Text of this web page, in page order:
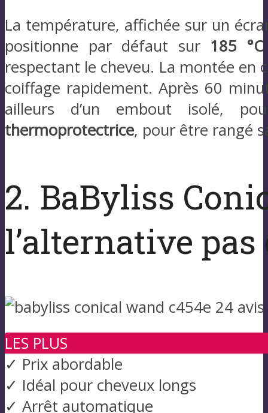
La température, affichée sur un
positionne par défaut sur 185
respectant le cheveu. La montée en
coiffage rapidement. Après 60
ailleurs d’un embout isolé,
thermoprotectrice, pour être rangé
2. BaByliss
l’alternative pas
LES PLUS
✓ Prix abordable
✓ Idéal pour cheveux longs
✓ Arrêt automatique